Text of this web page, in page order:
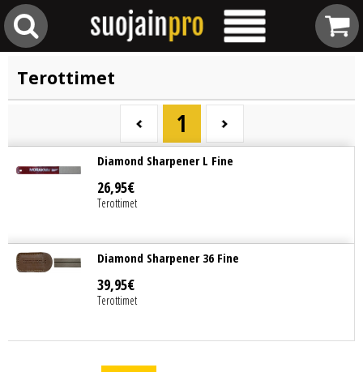
Terottimet
1
Diamond Sharpener L Fine
26,95€
Terottimet
Diamond Sharpener 36 Fine
39,95€
Terottimet